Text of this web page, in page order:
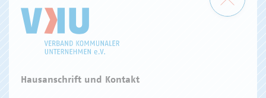
Hausanschrift und Kontakt